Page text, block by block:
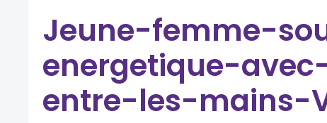
Jeune-femme-
energetique-
entre-les-mains-